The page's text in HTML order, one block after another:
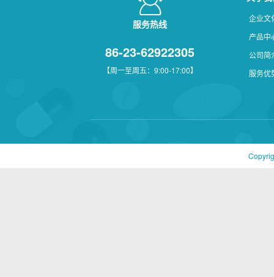
服务热线
86-23-62922305
【周一至周五：9:00-17:00】
企业文
产品中
公司简
服务优